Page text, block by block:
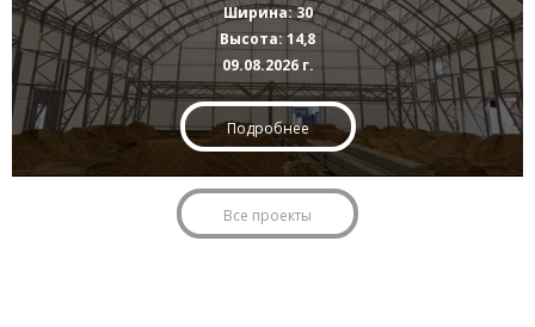
Ширина: 30
Высота: 14,8
09.08.2026 г.
Подробнее
Все проекты